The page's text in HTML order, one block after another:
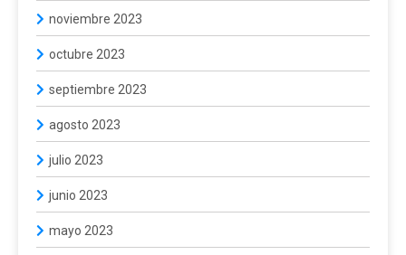
noviembre 2023
octubre 2023
septiembre 2023
agosto 2023
julio 2023
junio 2023
mayo 2023